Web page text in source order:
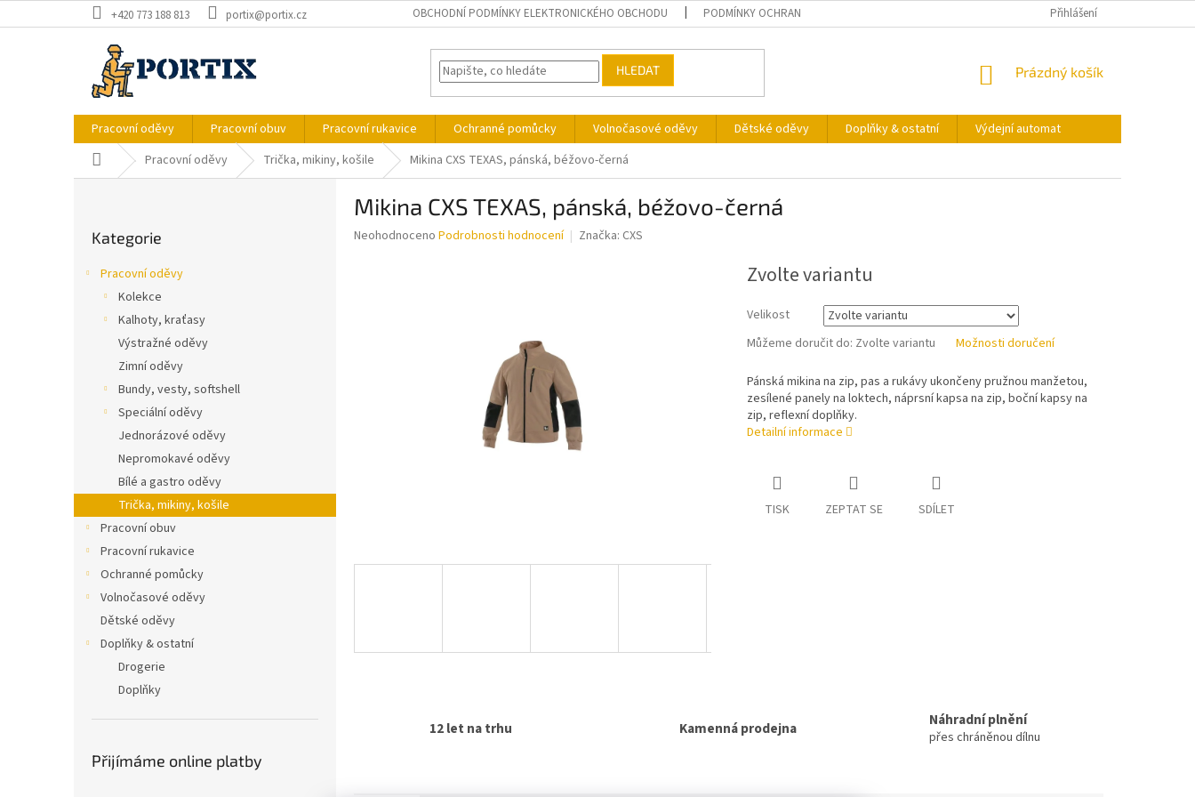
na
+420 773 188 813 portix@portix.cz OBCHODNÍ PODMÍNKY ELEKTRONICKÉHO OBCHODU PODMÍNKY OCHRANY OSOBNÍCH ÚDAJŮ VÝDEJNÍ AUTOMAT
Přihlášení
HLEDAT
NÁKUPNÍ
Prázdný košík
Pracovní oděvy Pracovní obuv Pracovní rukavice Ochranné pomůcky Volnočasové oděvy Dětské oděvy Doplňky & ostatní
Výdejní automat
Domů Pracovní oděvy Trička, mikiny, košile Mikina CXS TEXAS, pánská, béžovo-černá
kategorie
Kategorie
Pracovní oděvy
Kolekce
Kalhoty, kraťasy
Výstražné oděvy
Zimní oděvy
Bundy, vesty, softshell
Speciální oděvy
Jednorázové oděvy
Nepromokavé oděvy
Bílé a gastro oděvy
Trička, mikiny, košile
Pracovní obuv
Pracovní rukavice
Ochranné pomůcky
Volnočasové oděvy
Dětské oděvy
Doplňky & ostatní
Drogerie
Doplňky
Přijímáme online platby
Mikina CXS TEXAS, pánská, béžovo-černá
Průměrné
Neohodnoceno Podrobnosti hodnocení Značka: CXS
Zvolte variantu
Velikost
Můžeme doručit do: Zvolte variantu Možnosti doručení
Pánská mikina na zip, pas a rukávy ukončeny pružnou manžetou,
zesílené panely na loktech, náprsní kapsa na zip, boční kapsy na
zip, reflexní doplňky.
Detailní informace
TISK ZEPTAT SE SDÍLET
12 let na trhu Kamenná prodejna Náhradní plnění
přes chráněnou dílnu